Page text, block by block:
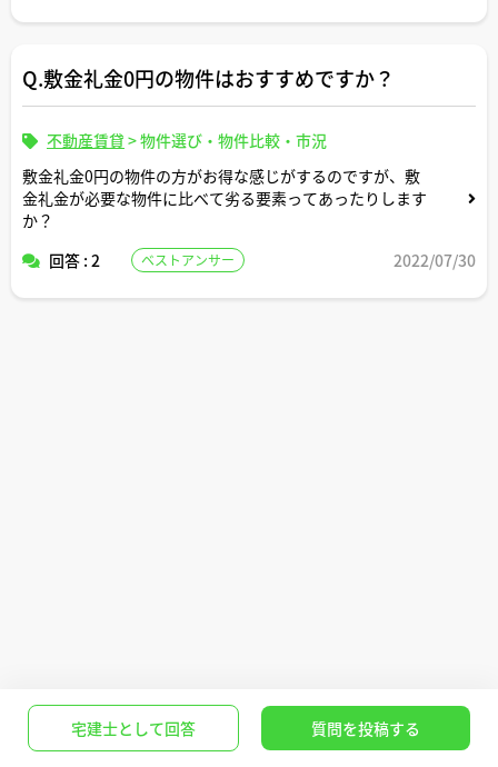
Q.敷金礼金0円の物件はおすすめですか？
不動産賃貸 >物件選び・物件比較・市況
敷金礼金0円の物件の方がお得な感じがするのですが、敷
金礼金が必要な物件に比べて劣る要素ってあったりします
か？
回答 : 2
ベストアンサー 2022/07/30
宅建士として回答 質問を投稿する